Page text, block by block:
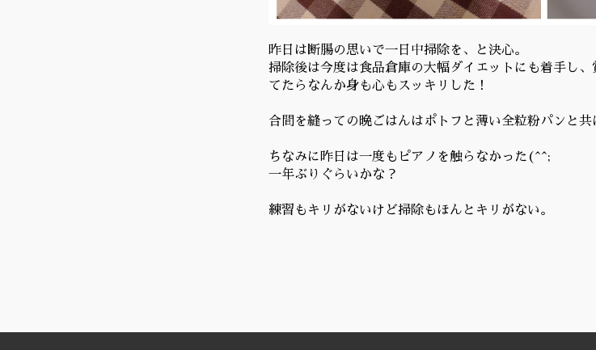
昨日は断腸の思いで一日中掃除を、と決心。
掃除後は今度は食品倉庫の大幅ダイエットにも着手し
てたらなんか身も心もスッキリした！
合間を縫っての晩ごはんはポトフと薄い全粒粉パンと
ちなみに昨日は一度もピアノを触らなかった(^^;
一年ぶりぐらいかな？
練習もキリがないけど掃除もほんとキリがない。